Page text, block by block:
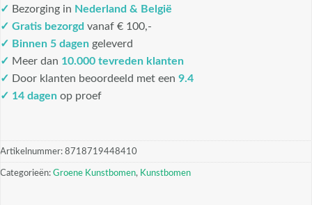
✓ Bezorging in Nederland & België
✓ Gratis bezorgd vanaf € 100,-
✓ Binnen 5 dagen geleverd
✓ Meer dan 10.000 tevreden klanten
✓ Door klanten beoordeeld met een 9.4
✓ 14 dagen op proef
Artikelnummer: 8718719448410
Categorieën: Groene Kunstbomen, Kunstbomen